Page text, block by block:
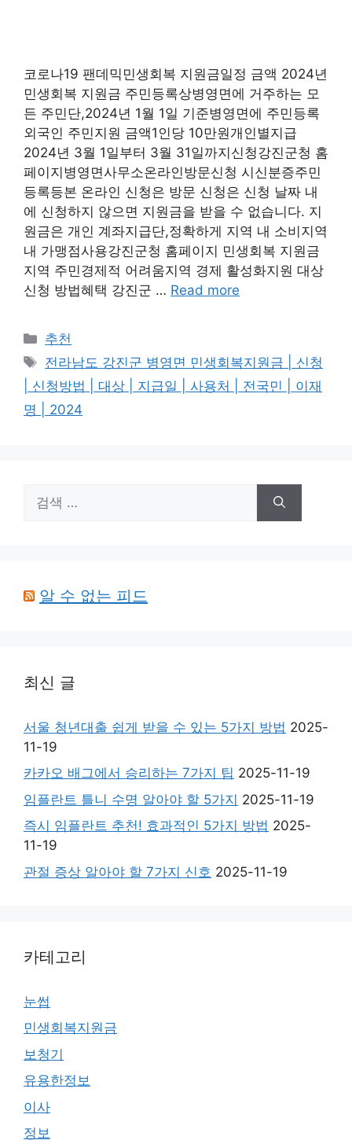
코로나19 팬데믹민생회복 지원금일정 금액 2024년
민생회복 지원금 주민등록상병영면에 거주하는 모
든 주민단,2024년 1월 1일 기준병영면에 주민등록
외국인 주민지원 금액1인당 10만원개인별지급
2024년 3월 1일부터 3월 31일까지신청강진군청 홈
페이지병영면사무소온라인방문신청 시신분증주민
등록등본 온라인 신청은 방문 신청은 신청 날짜 내
에 신청하지 않으면 지원금을 받을 수 없습니다. 지
원금은 개인 계좌지급단,정확하게 지역 내 소비지역
내 가맹점사용강진군청 홈페이지 민생회복 지원금
지역 주민경제적 어려움지역 경제 활성화지원 대상
신청 방법혜택 강진군 … Read more
카
테
리
추천
태
그
전라남도 강진군 병영면 민생회복지원금 | 신청
| 신청방법 | 대상 | 지급일 | 사용처 | 전국민 | 이재
명 | 2024
색:
알 수 없는 피드
최신 글
서울 청년대출 쉽게 받을 수 있는 5가지 방법 2025-
11-19
카카오 배그에서 승리하는 7가지 팁 2025-11-19
임플란트 틀니 수명 알아야 할 5가지 2025-11-19
즉시 임플란트 추천! 효과적인 5가지 방법 2025-
11-19
관절 증상 알아야 할 7가지 신호 2025-11-19
카테고리
눈썹
민생회복지원금
보청기
유용한정보
이사
정보